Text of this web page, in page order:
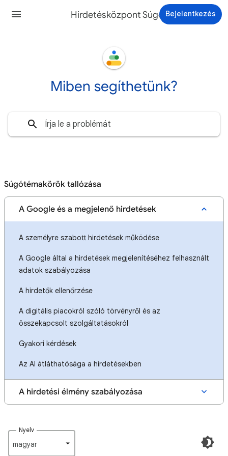
Hirdetésközpont Súgó Bejelentkezés
Miben segíthetünk?
Súgótémakörök tallózása
A Google és a megjelenő hirdetések
A személyre szabott hirdetések működése
A Google által a hirdetések megjelenítéséhez felhasznált
adatok szabályozása
A hirdetők ellenőrzése
A digitális piacokról szóló törvényről és az
összekapcsolt szolgáltatásokról
Gyakori kérdések
Az AI átláthatósága a hirdetésekben
A hirdetési élmény szabályozása
Nyelv
magyar‎